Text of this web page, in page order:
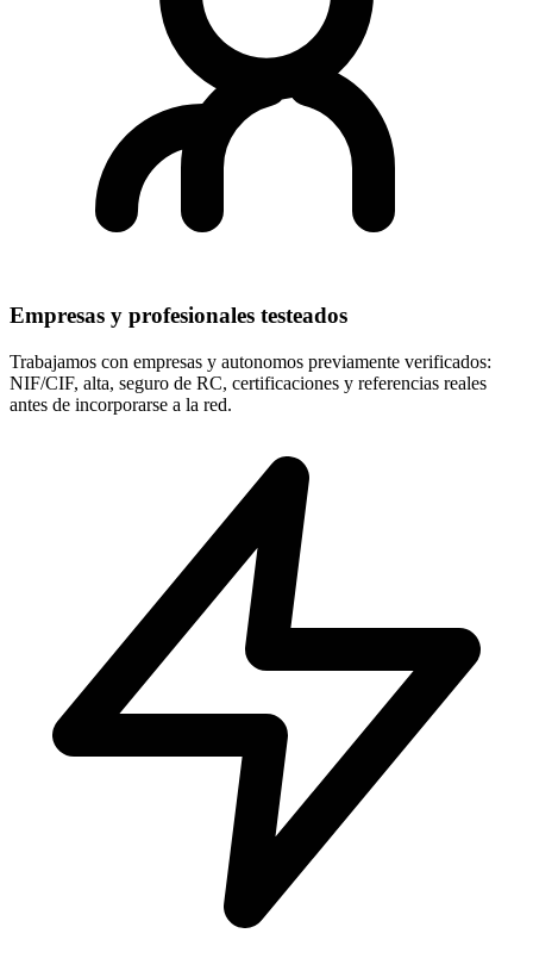
Empresas y profesionales testeados
Trabajamos con empresas y autonomos previamente verificados:
NIF/CIF, alta, seguro de RC, certificaciones y referencias reales
antes de incorporarse a la red.